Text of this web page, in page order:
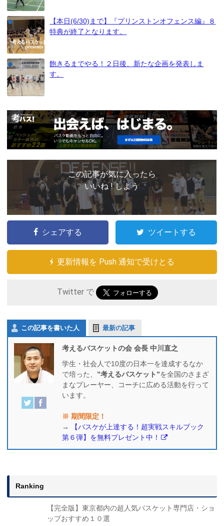
【本日(6/30)まで】『プリンストンオフェンス編』８
特典が終了となります。
飽きるまでやる！２日後、新たな企画を発表しま
す。
この記事が気に入ったら
いいね ! しよう
シェアする ツイートする
更新情報を Push 通知で受けとる
Twitter で
この記事を書いた人 最新の記事
考えるバスケットの会 会長 中川直之
学生・社会人で10度の日本一を達成するなか
で培った、 ”考えるバスケット”を全国のさまざ
まなプレーヤー、コーチに広める活動を行って
います。
※ 期間限定！
→
【バスケが上達する！超実戦スキルブック
第６弾】を無料プレゼント中！
Ranking
【完全版】東京都内の超人気バスケット専門店・ショ
ップおすすめ１０選